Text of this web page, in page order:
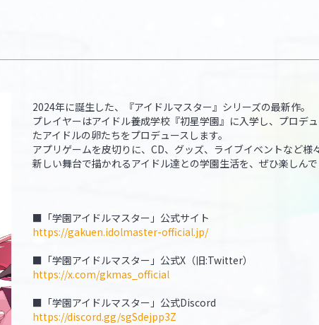
2024年に誕生した、『アイドルマスター』シリーズの最新作。
プレイヤーはアイドル養成学校『初星学園』に入学し、プロデ
たアイドルの卵たちをプロデュースします。
アプリゲームを皮切りに、CD、グッズ、ライブイベントなど様
新しい舞台で描かれるアイドル達との学園生活を、ぜひ楽しんで
■「学園アイドルマスター」公式サイト
https://gakuen.idolmaster-official.jp/
■「学園アイドルマスター」公式X（旧:Twitter）
https://x.com/gkmas_official
■「学園アイドルマスター」公式Discord
https://discord.gg/sgSdejpp3Z